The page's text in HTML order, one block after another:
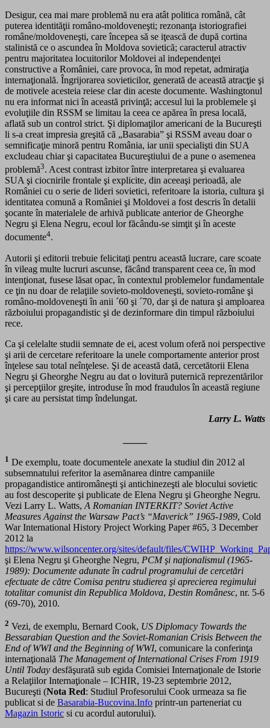
Desigur, cea mai mare problemă nu era atât politica română, cât
puterea identităţii româno-moldoveneşti; rezonanţa istoriografiei
române/moldoveneşti, care începea să se iţească de după cortina
stalinistă ce o ascundea în Moldova sovietică; caracterul atractiv
pentru majoritatea locuitorilor Moldovei al independenţei
constructive a României, care provoca, în mod repetat, admiraţia
internaţională. Îngrijorarea sovieticilor, generată de această atracţie şi
de motivele acesteia reiese clar din aceste documente. Washingtonul
nu era informat nici în această privinţă; accesul lui la problemele şi
evoluţiile din RSSM se limitau la ceea ce apărea în presa locală,
aflată sub un control strict. Şi diplomaţilor americani de la Bucureşti
li s-a creat impresia greşită că „Basarabia” şi RSSM aveau doar o
semnificaţie minoră pentru România, iar unii specialişti din SUA
excludeau chiar şi capacitatea Bucureştiului de a pune o asemenea
problemă3. Acest contrast izbitor între interpretarea şi evaluarea
SUA şi ciocnirile frontale şi explicite, din aceeaşi perioadă, ale
României cu o serie de lideri sovietici, referitoare la istoria, cultura şi
identitatea comună a României şi Moldovei a fost descris în detalii
şocante în materialele de arhivă publicate anterior de Gheorghe
Negru şi Elena Negru, ecoul lor făcându-se simţit şi în aceste
documente4.
Autorii şi editorii trebuie felicitaţi pentru această lucrare, care scoate
în vileag multe lucruri ascunse, făcând transparent ceea ce, în mod
intenţionat, fusese lăsat opac, în contextul problemelor fundamentale
ce ţin nu doar de relaţiile sovieto-moldoveneşti, sovieto-române şi
româno-moldoveneşti în anii ´60 şi ´70, dar şi de natura şi amploarea
războiului propagandistic şi de dezinformare din timpul războiului
rece.
Ca şi celelalte studii semnate de ei, acest volum oferă noi perspective
şi arii de cercetare referitoare la unele comportamente anterior prost
înţelese sau total neînţelese. Şi de această dată, cercetătorii Elena
Negru şi Gheorghe Negru au dat o lovitură puternică reprezentărilor
şi percepţiilor greşite, introduse în mod fraudulos în această regiune
şi care au persistat timp îndelungat.
Larry L. Watts
1 De exemplu, toate documentele anexate la studiul din 2012 al
subsemnatului referitor la asemănarea dintre campaniile
propagandistice antiromâneşti şi antichinezeşti ale blocului sovietic
au fost descoperite şi publicate de Elena Negru şi Gheorghe Negru.
Vezi Larry L. Watts, A Romanian INTERKIT? Soviet Active
Measures Against the Warsaw Pact’s “Maverick” 1965-1989, Cold
War International History Project Working Paper #65, 3 December
2012 la
https://www.wilsoncenter.org/sites/default/files/
şi Elena Negru şi Gheorghe Negru, PCM şi naţionalismul (1965-
1989): Documente adunate în cadrul programului de cercetări
efectuate de către Comisa pentru studierea şi aprecierea regimului
totalitar comunist din Republica Moldova, Destin Românesc, nr. 5-6
(69-70), 2010.
2 Vezi, de exemplu, Bernard Cook, US Diplomacy Towards the
Bessarabian Question and the Soviet-Romanian Crisis Between the
End of WWI and the Beginning of WWI, comunicare la conferinţa
internaţională The Management of International Crises From 1919
Until Today desfăşurată sub egida Comisiei Internaţionale de Istorie
a Relaţiilor Internaţionale – ICHIR, 19-23 septembrie 2012,
Bucureşti (Nota Red: Studiul Profesorului Cook urmeaza sa fie
publicat si de Basarabia-Bucovina.Info printr-un parteneriat cu
Magazin Istoric si cu acordul autorului).